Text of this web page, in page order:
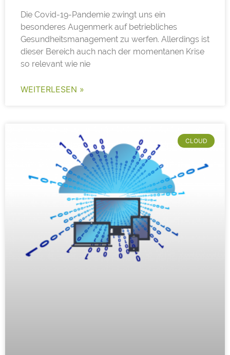
Die Covid-19-Pandemie zwingt uns ein
besonderes Augenmerk auf betriebliches
Gesundheitsmanagement zu werfen. Allerdings ist
dieser Bereich auch nach der momentanen Krise
so relevant wie nie
WEITERLESEN »
CLOUD